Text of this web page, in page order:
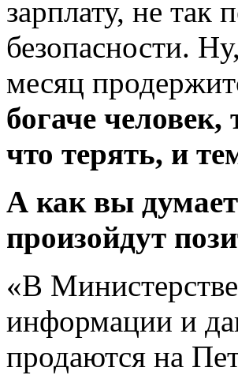
зарплату, не
безопасности.
месяц
богаче
что терять, и
А как вы
произойдут
«В
информации и
продаются на